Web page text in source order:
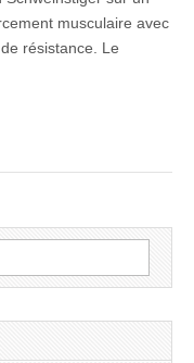
musculaire avec
résistance. Le